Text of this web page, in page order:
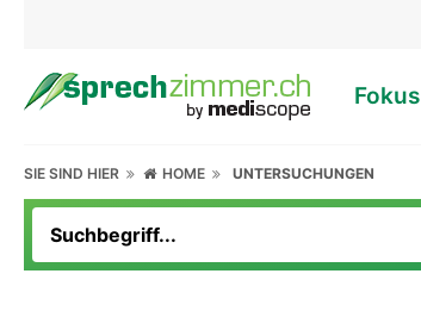
Fokus
SIE SIND HIER HOME UNTERSUCHUNGEN